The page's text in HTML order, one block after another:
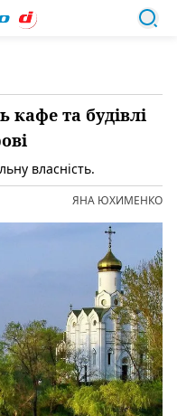
кафе та будівлі
власність.
ЯНА ЮХИМЕНКО